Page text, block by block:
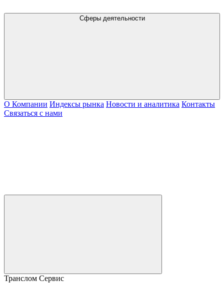
Сферы деятельности
О Компании Индексы рынка Новости и аналитика Контакты
Связаться с нами
Транслом Сервис